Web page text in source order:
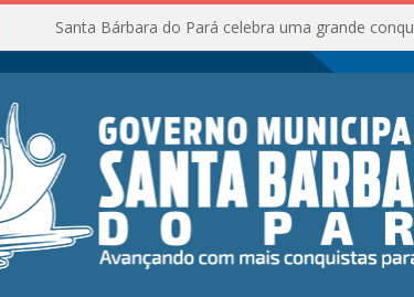
Santa Bárbara do Pará celebra uma grande